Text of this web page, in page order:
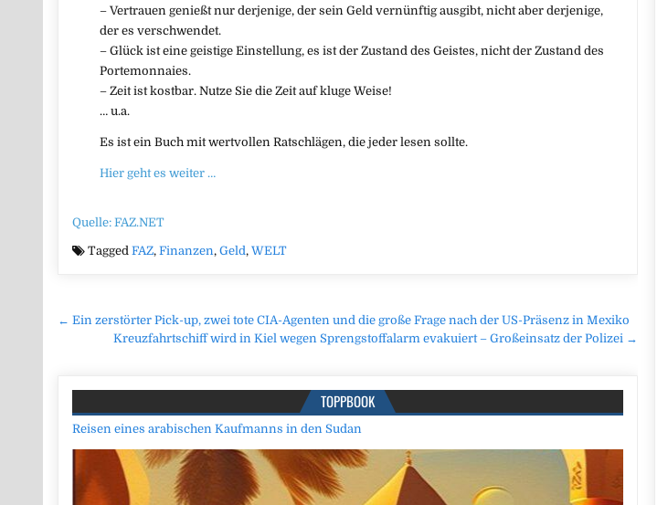
– Vertrauen genießt nur derjenige, der sein Geld vernünftig ausgibt, nicht aber derjenige,
der es verschwendet.
– Glück ist eine geistige Einstellung, es ist der Zustand des Geistes, nicht der Zustand des
Portemonnaies.
– Zeit ist kostbar. Nutze Sie die Zeit auf kluge Weise!
… u.a.
Es ist ein Buch mit wertvollen Ratschlägen, die jeder lesen sollte.
Hier geht es weiter …
Quelle: FAZ.NET
TaggedFAZ,Finanzen,Geld,WELT
Beitragsnavigation
← Ein zerstörter Pick-up, zwei tote CIA-Agenten und die große Frage nach der US-Präsenz in Mexiko
Kreuzfahrtschiff wird in Kiel wegen Sprengstoffalarm evakuiert – Großeinsatz der Polizei →
TOPPBOOK
Reisen eines arabischen Kaufmanns in den Sudan